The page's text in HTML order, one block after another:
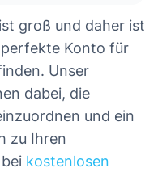
groß und daher ist
Konto für
Unser
dabei, die
und ein
zu Ihren
kostenlosen